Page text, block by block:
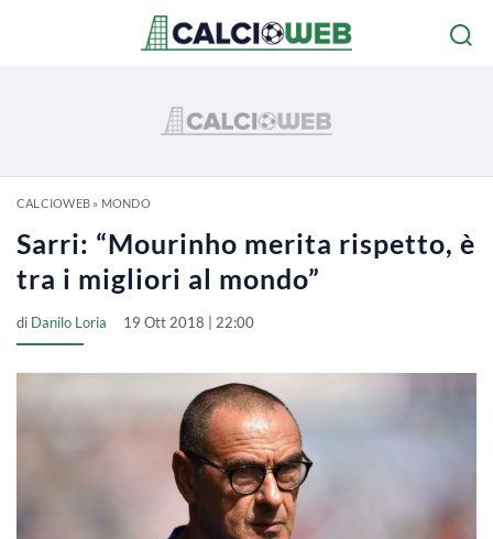
CALCIOWEB» MONDO
Sarri: “Mourinho merita rispetto, è
tra i migliori al mondo”
di Danilo Loria 19 Ott 2018 | 22:00